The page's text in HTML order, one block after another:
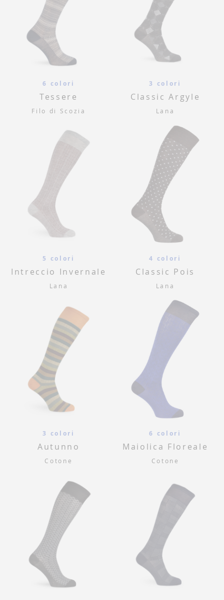
6 colori
Tessere
Filo di Scozia
3 colori
Classic Argyle
Lana
5 colori
Intreccio Invernale
Lana
4 colori
Classic Pois
Lana
3 colori
Autunno
Cotone
6 colori
Maiolica Floreale
Cotone